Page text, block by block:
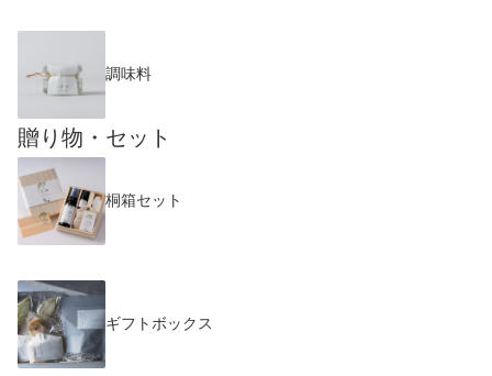
調味料
贈り物・セット
桐箱セット
ギフトボックス